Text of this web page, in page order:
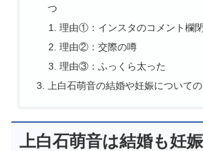
つ
理由①：インスタのコメント欄
理由②：交際の噂
理由③：ふっくら太った
上白石萌音の結婚や妊娠について
上白石萌音は結婚も妊